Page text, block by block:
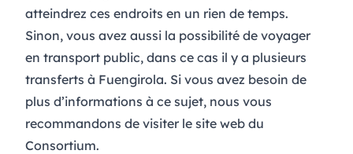
atteindrez ces endroits en un rien de temps.
Sinon, vous avez aussi la possibilité de voyager
en transport public, dans ce cas il y a plusieurs
transferts à Fuengirola. Si vous avez besoin de
plus d’informations à ce sujet, nous vous
recommandons de visiter le site web du
Consortium.